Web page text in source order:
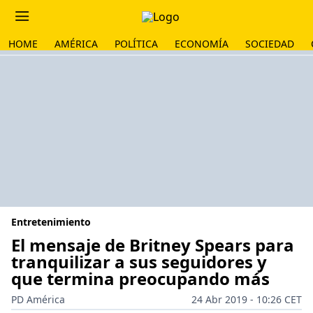
HOME AMÉRICA POLÍTICA ECONOMÍA SOCIEDAD
Entretenimiento
El mensaje de Britney Spears para
tranquilizar a sus seguidores y
que termina preocupando más
PD América
24 Abr 2019 - 10:26 CET